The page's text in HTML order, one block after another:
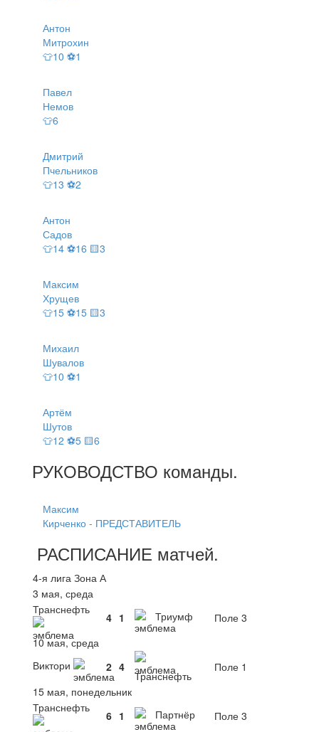
Антон
Митрохин
👕10 ⚽1
Павел
Немов
👕6
Дмитрий
Пчельников
👕13 ⚽2
Антон
Садов
👕14 ⚽16 🟨3
Максим
Хрущев
👕15 ⚽15 🟨3
Михаил
Шувалов
👕10 ⚽1
Артём
Шутов
👕12 ⚽5 🟨6
РУКОВОДСТВО команды.
Максим
Кирченко - ПРЕДСТАВИТЕЛЬ
РАСПИСАНИЕ матчей.
4-я лига Зона А
3 мая, среда
Транснефть
4 1 Триумф
Поле 3
10 мая, среда
Виктори
2 4
Транснефть
Поле 1
15 мая, понедельник
Транснефть
6 1 Партнёр
Поле 3